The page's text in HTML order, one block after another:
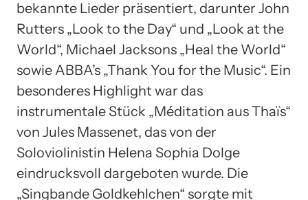
bekannte Lieder präsentiert, darunter John
Rutters „Look to the Day“ und „Look at the
World“, Michael Jacksons „Heal the World“
sowie ABBA’s „Thank You for the Music“. Ein
besonderes Highlight war das
instrumentale Stück „Méditation aus Thaïs“
von Jules Massenet, das von der
Soloviolinistin Helena Sophia Dolge
eindrucksvoll dargeboten wurde. Die
„Singbande Goldkehlchen“ sorgte mit